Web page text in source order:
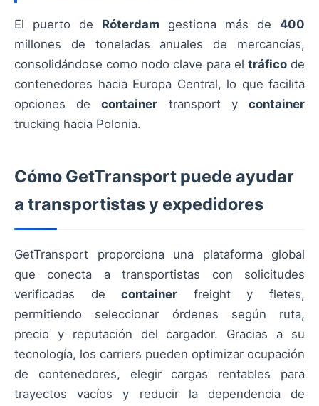
El puerto de Róterdam gestiona más de 400
millones de toneladas anuales de mercancías,
consolidándose como nodo clave para el tráficode
contenedores hacia Europa Central, lo que facilita
opciones decontainer transport ycontainer
trucking hacia Polonia.
Cómo GetTransport puede ayudar
a transportistas y expedidores
GetTransport proporciona una plataforma global
que conecta a transportistas con solicitudes
verificadas decontainer freight y fletes,
permitiendo seleccionar órdenes según ruta,
precio y reputación del cargador. Gracias a su
tecnología, los carriers pueden optimizar ocupación
de contenedores, elegir cargas rentables para
trayectos vacíos y reducir la dependencia de